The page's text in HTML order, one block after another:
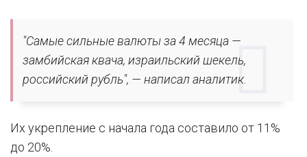
"Самые сильные валюты за 4 месяца —
замбийская квача, израильский шекель,
российский рубль", — написал аналитик.
Их укрепление с начала года составило от 11%
до 20%.